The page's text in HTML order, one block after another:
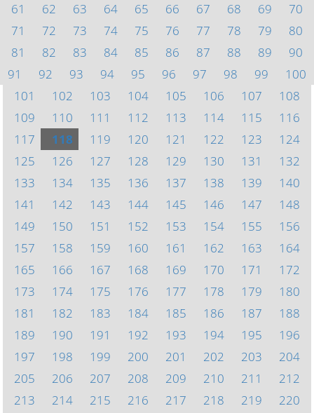
61
62 63 64 65 66 67 68 69
70
71
72 73 74 75 76 77 78 79
80
81
82 83 84 85 86 87 88 89
90
91
92 93 94 95 96 97 98 99
100
101
102 103 104 105 106 107
108
109
110 111 112 113 114 115
116
117
118 119 120 121 122 123
124
125
126 127 128 129 130 131
132
133
134 135 136 137 138 139
140
141
142 143 144 145 146 147
148
149
150 151 152 153 154 155
156
157
158 159 160 161 162 163
164
165
166 167 168 169 170 171
172
173
174 175 176 177 178 179
180
181
182 183 184 185 186 187
188
189
190 191 192 193 194 195
196
197
198 199 200 201 202 203
204
205
206 207 208 209 210 211
212
213
214 215 216 217 218 219
220